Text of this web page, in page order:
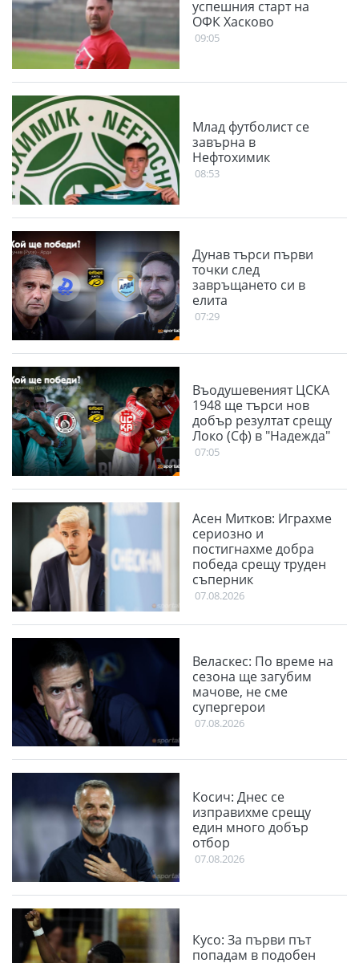
успешния старт на
ОФК Хасково
09:05
Млад футболист се
завърна в
Нефтохимик
08:53
Дунав търси първи
точки след
завръщането си в
елита
07:29
Въодушевеният ЦСКА
1948 ще търси нов
добър резултат срещу
Локо (Сф) в "Надежда"
07:05
Асен Митков: Играхме
сериозно и
постигнахме добра
победа срещу труден
съперник
07.08.2026
Веласкес: По време на
сезона ще загубим
мачове, не сме
супергерои
07.08.2026
Косич: Днес се
изправихме срещу
един много добър
отбор
07.08.2026
Кусо: За първи път
попадам в подобен